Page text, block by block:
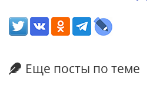
Еще посты по теме